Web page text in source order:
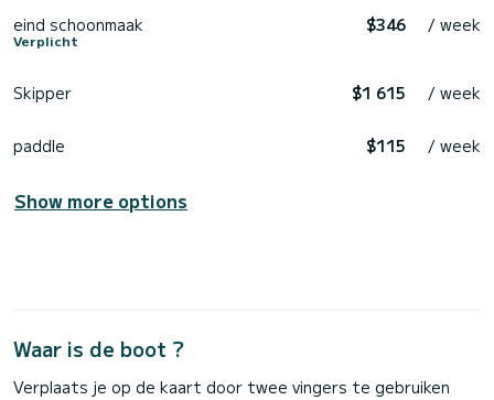
eind schoonmaak
Verplicht
$346 / week
Skipper $1 615 / week
paddle $115 / week
Show more options
Waar is de boot ?
Verplaats je op de kaart door twee vingers te gebruiken